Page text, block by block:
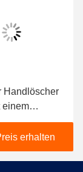
Handlöscher
einem
von 4 kg und
von
für die
erhalten